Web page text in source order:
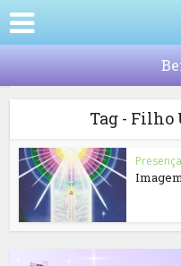
Tag -